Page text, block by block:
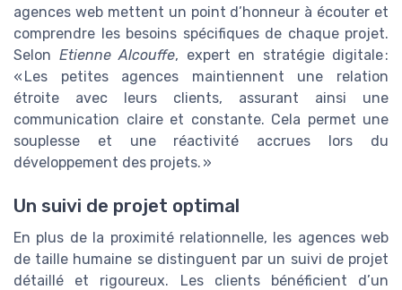
agences web mettent un point d’honneur à écouter et
comprendre les besoins spécifiques de chaque projet.
Selon Etienne Alcouffe, expert en stratégie digitale :
« Les petites agences maintiennent une relation
étroite avec leurs clients, assurant ainsi une
communication claire et constante. Cela permet une
souplesse et une réactivité accrues lors du
développement des projets. »
Un suivi de projet optimal
En plus de la proximité relationnelle, les agences web
de taille humaine se distinguent par un suivi de projet
détaillé et rigoureux. Les clients bénéficient d’un